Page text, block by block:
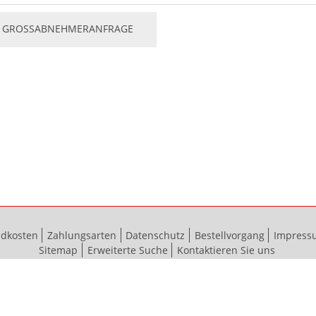
GROSSABNEHMERANFRAGE
Zahlungsarten Datenschutz Bestellvorgang
Sitemap
Erweiterte Suche Kontaktieren Sie uns